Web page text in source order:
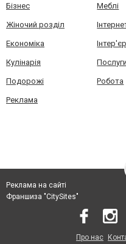
Бізнес Меблі
Жіночий розділ
Економіка Інтер'єр
Кулінарія Послуги
Подорожі Робота
Реклама
Реклама на сайті
Франшиза "CitySites"
Про нас